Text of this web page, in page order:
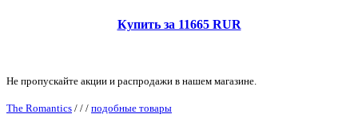
Купить за 11665 RUR
Не пропускайте акции и распродажи в нашем магазине.
The Romantics / / / подобные товары